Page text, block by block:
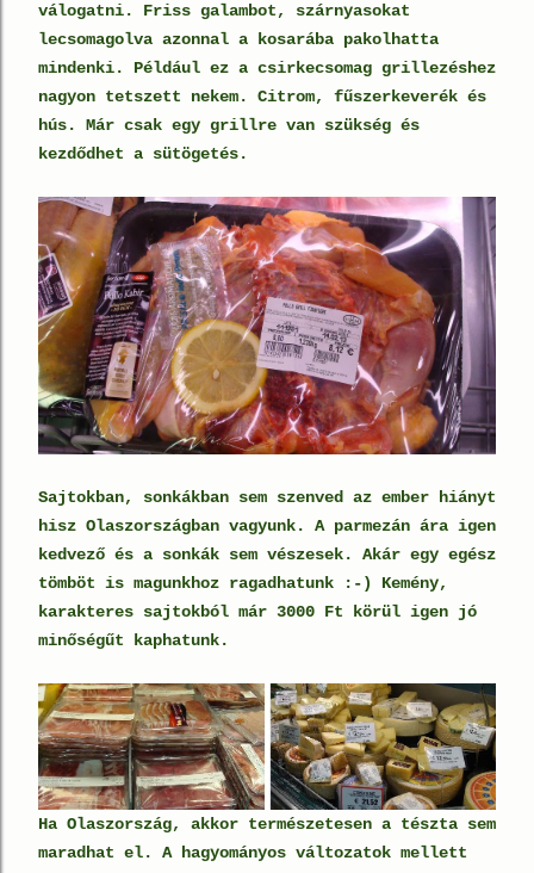
válogatni. Friss galambot, szárnyasokat
lecsomagolva azonnal a kosarába pakolhatta
mindenki. Például ez a csirkecsomag grillezéshez
nagyon tetszett nekem. Citrom, fűszerkeverék és
hús. Már csak egy grillre van szükség és
kezdődhet a sütögetés.
Sajtokban, sonkákban sem szenved az ember hiányt
hisz Olaszországban vagyunk. A parmezán ára igen
kedvező és a sonkák sem vészesek. Akár egy egész
tömböt is magunkhoz ragadhatunk :-) Kemény,
karakteres sajtokból már 3000 Ft körül igen jó
minőségűt kaphatunk.
Ha Olaszország, akkor természetesen a tészta sem
maradhat el. A hagyományos változatok mellett